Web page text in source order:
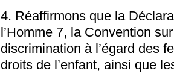
4. Réaffirmons que la
l’Homme 7, la Convention
discrimination à l’égard des
droits de l’enfant, ainsi que